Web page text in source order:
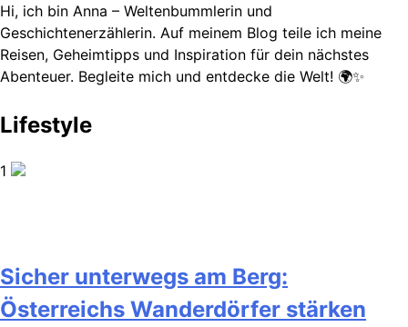
Hi, ich bin Anna – Weltenbummlerin und
Geschichtenerzählerin. Auf meinem Blog teile ich meine
Reisen, Geheimtipps und Inspiration für dein nächstes
Abenteuer. Begleite mich und entdecke die Welt! 🌍✨
Lifestyle
1
Sicher unterwegs am Berg:
Österreichs Wanderdörfer stärken